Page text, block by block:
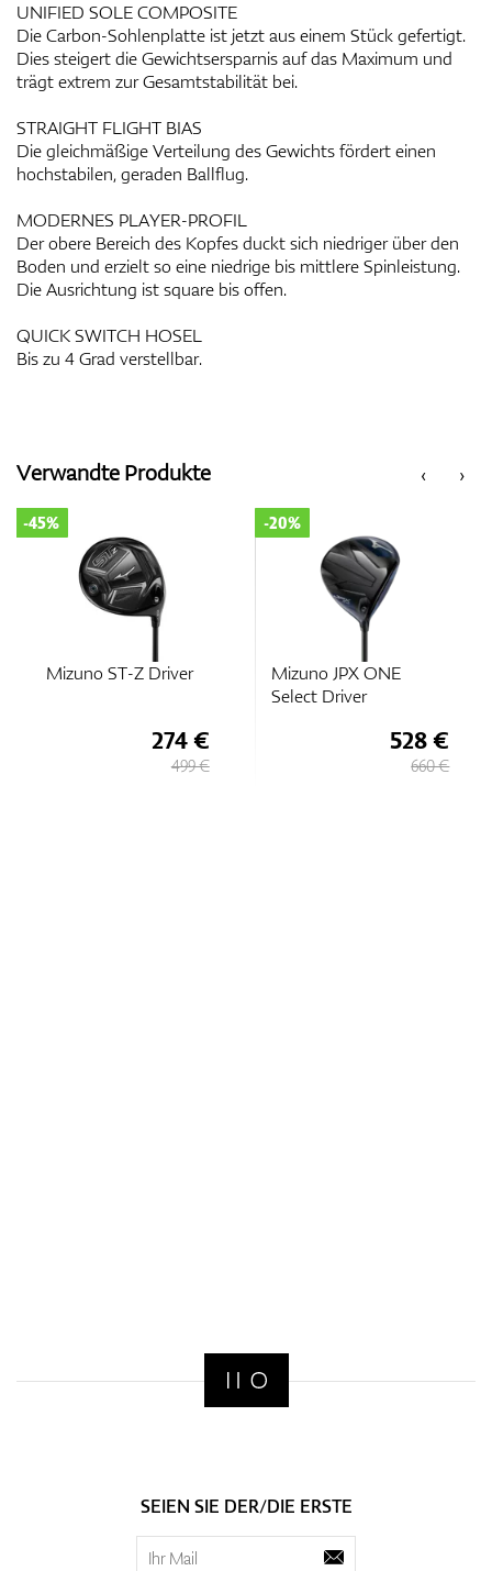
UNIFIED SOLE COMPOSITE
Die Carbon-Sohlenplatte ist jetzt aus einem Stück gefertigt.
Dies steigert die Gewichtsersparnis auf das Maximum und
trägt extrem zur Gesamtstabilität bei.
STRAIGHT FLIGHT BIAS
Die gleichmäßige Verteilung des Gewichts fördert einen
hochstabilen, geraden Ballflug.
MODERNES PLAYER-PROFIL
Der obere Bereich des Kopfes duckt sich niedriger über den
Boden und erzielt so eine niedrige bis mittlere Spinleistung.
Die Ausrichtung ist square bis offen.
QUICK SWITCH HOSEL
Bis zu 4 Grad verstellbar.
‹
Verwandte Produkte ›
Mizuno ST-Z Driver
-45%
274 €
499 €
Mizuno JPX ONE
Select Driver
-20%
528 €
660 €
SEIEN SIE DER/DIE ERSTE